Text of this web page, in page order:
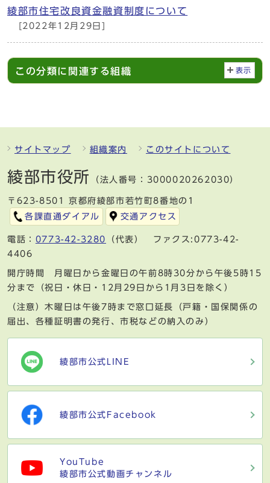
綾部市住宅改良資金融資制度について
[2022年12月29日]
この分類に関連する組織 表示
サイトマップ 組織案内 このサイトについて
綾部市役所 （法人番号：3000020262030）
〒623-8501 京都府綾部市若竹町8番地の1
各課直通ダイアル
交通アクセス
電話： 0773-42-3280
（代表） ファクス:0773-42-
4406
開庁時間 月曜日から金曜日の午前8時30分から午後5時15
分まで（祝日・休日・12月29日から1月3日を除く）
（注意）木曜日は午後7時まで窓口延長（戸籍・国保関係の
届出、各種証明書の発行、市税などの納入のみ）
綾部市公式LINE
綾部市公式Facebook
YouTube
綾部市公式動画チャンネル